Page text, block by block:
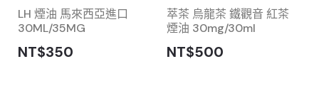
LH 煙油 馬來西亞進口
30ML/35MG
NT$350
萃茶 烏龍茶 鐵觀音 紅茶
煙油 30mg/30ml
NT$500